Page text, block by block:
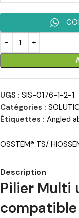
UGS : SIS-0176-1-2-1
Catégories :
Étiquettes : Angled
OSSTEM® TS/
Description
Pilier Multi